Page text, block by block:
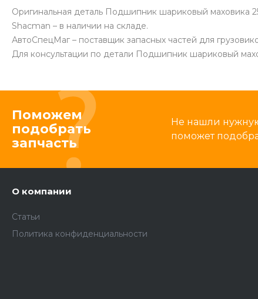
Оригинальная деталь Подшипник шариковый маховика
Shacman – в наличии на складе.
АвтоСпецМаг – поставщик запасных частей для
Для консультации по детали Подшипник шариковый
Поможем
подобрать
запчасть
Не нашли
поможет
О компании
Статьи
Политика конфиденциальности